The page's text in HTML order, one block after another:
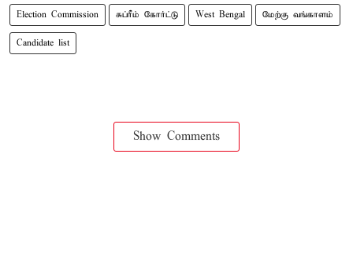
Election Commission சுப்ரீம் கோர்ட்டு West Bengal மேற்கு வங்காளம்
Candidate list
Show Comments